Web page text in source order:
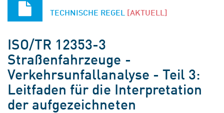
TECHNISCHE REGEL [AKTUELL]
ISO/TR 12353-3
Straßenfahrzeuge -
Verkehrsunfallanalyse - Teil 3:
Leitfaden für die Interpretation
der aufgezeichneten